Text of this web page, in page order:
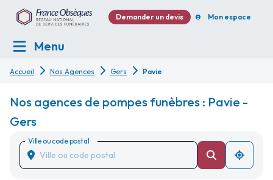
Demander un devis Mon espace
Menu
Accueil Nos Agences Gers Pavie
Nos agences de pompes funèbres : Pavie -
Gers
Ville ou code postal